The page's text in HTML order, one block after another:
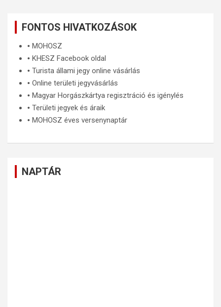
FONTOS HIVATKOZÁSOK
🞄 MOHOSZ
🞄 KHESZ Facebook oldal
🞄 Turista állami jegy online vásárlás
🞄 Online területi jegyvásárlás
🞄 Magyar Horgászkártya regisztráció és igénylés
🞄 Területi jegyek és áraik
🞄 MOHOSZ éves versenynaptár
NAPTÁR